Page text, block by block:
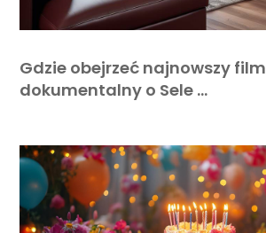
Gdzie obejrzeć najnowszy film
dokumentalny o Sele …